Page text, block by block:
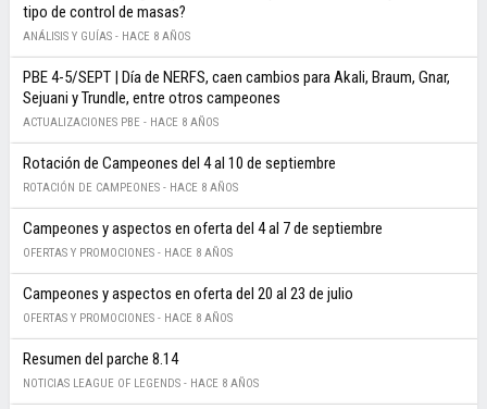
tipo de control de masas?
ANÁLISIS Y GUÍAS - HACE 8 AÑOS
PBE 4-5/SEPT | Día de NERFS, caen cambios para Akali, Braum, Gnar,
Sejuani y Trundle, entre otros campeones
ACTUALIZACIONES PBE - HACE 8 AÑOS
Rotación de Campeones del 4 al 10 de septiembre
ROTACIÓN DE CAMPEONES - HACE 8 AÑOS
Campeones y aspectos en oferta del 4 al 7 de septiembre
OFERTAS Y PROMOCIONES - HACE 8 AÑOS
Campeones y aspectos en oferta del 20 al 23 de julio
OFERTAS Y PROMOCIONES - HACE 8 AÑOS
Resumen del parche 8.14
NOTICIAS LEAGUE OF LEGENDS - HACE 8 AÑOS